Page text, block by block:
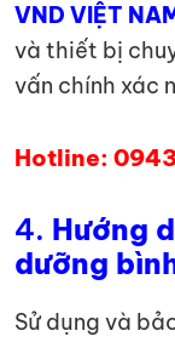
VND VIỆT
và thiết bị
vấn chính xác
Hotline:
4. Hướng
dưỡng
Sử dụng và